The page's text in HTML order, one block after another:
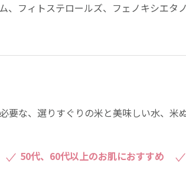
フィトステロールズ、フェノキシエタ
要な、選りすぐりの米と美味しい水、
50代、60代以上のお肌におすすめ